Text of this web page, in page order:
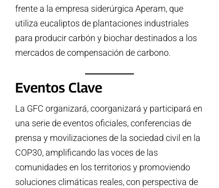
frente a la empresa siderúrgica Aperam, que
utiliza eucaliptos de plantaciones industriales
para producir carbón y biochar destinados a los
mercados de compensación de carbono.
Eventos Clave
La GFC organizará, coorganizará y participará en
una serie de eventos oficiales, conferencias de
prensa y movilizaciones de la sociedad civil en la
COP30, amplificando las voces de las
comunidades en los territorios y promoviendo
soluciones climáticas reales, con perspectiva de